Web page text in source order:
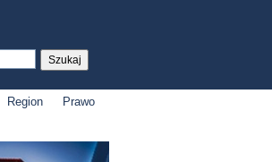
Region
Prawo